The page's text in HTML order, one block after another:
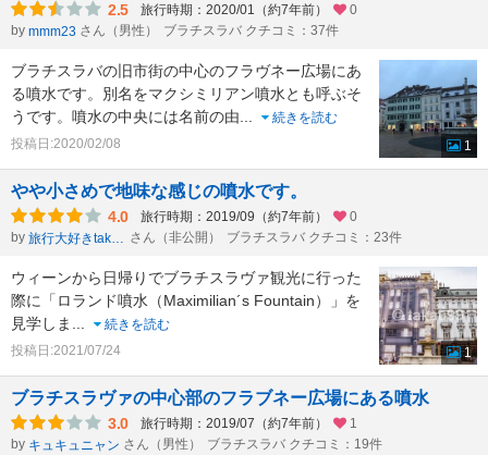
2.5 旅行時期：2020/01（約7年前）
0
by mmm23 さん（男性） ブラチスラバ クチコミ：37件
ブラチスラバの旧市街の中心のフラヴネー広場にあ
る噴水です。別名をマクシミリアン噴水とも呼ぶそ
うです。噴水の中央には名前の由...
続きを読む
投稿日:2020/02/08
1
やや小さめで地味な感じの噴水です。
4.0 旅行時期：2019/09（約7年前）
0
by
旅行大好きtakau99のフォトブログ さん（非公開） ブラチスラバ クチコミ：23件
ウィーンから日帰りでブラチスラヴァ観光に行った
際に「ロランド噴水（Maximilian´s Fountain）」を
見学しま ...
続きを読む
投稿日:2021/07/24
1
ブラチスラヴァの中心部のフラブネー広場にある噴水
3.0 旅行時期：2019/07（約7年前）
1
by キュキュニャン さん（男性） ブラチスラバ クチコミ：19件